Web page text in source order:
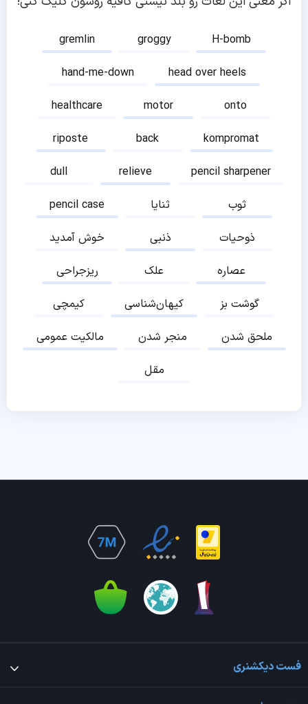
gremlin groggy
H-bomb
hand-me-down
head over heels
healthcare
motor
onto
riposte
back
kompromat
dull
relieve
pencil sharpener
pencil case
ثنایا
ثوب
خوش آمدید
ذنبی
ذوحیات
ریزجراحی
علک
عصاره
کیمچی
کیهان‌شناسی
گوشت بز
مالکیت عمومی
منجر شدن
ملحق شدن
مقل
فست دیکشنری